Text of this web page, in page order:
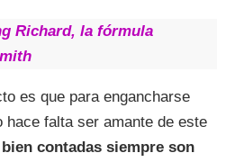
Richard, la fórmula
es que para engancharse
hace falta ser amante de este
contadas siempre son